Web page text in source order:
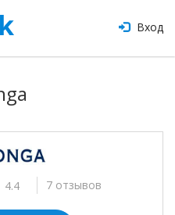
Вход
4.4 7 отзывов